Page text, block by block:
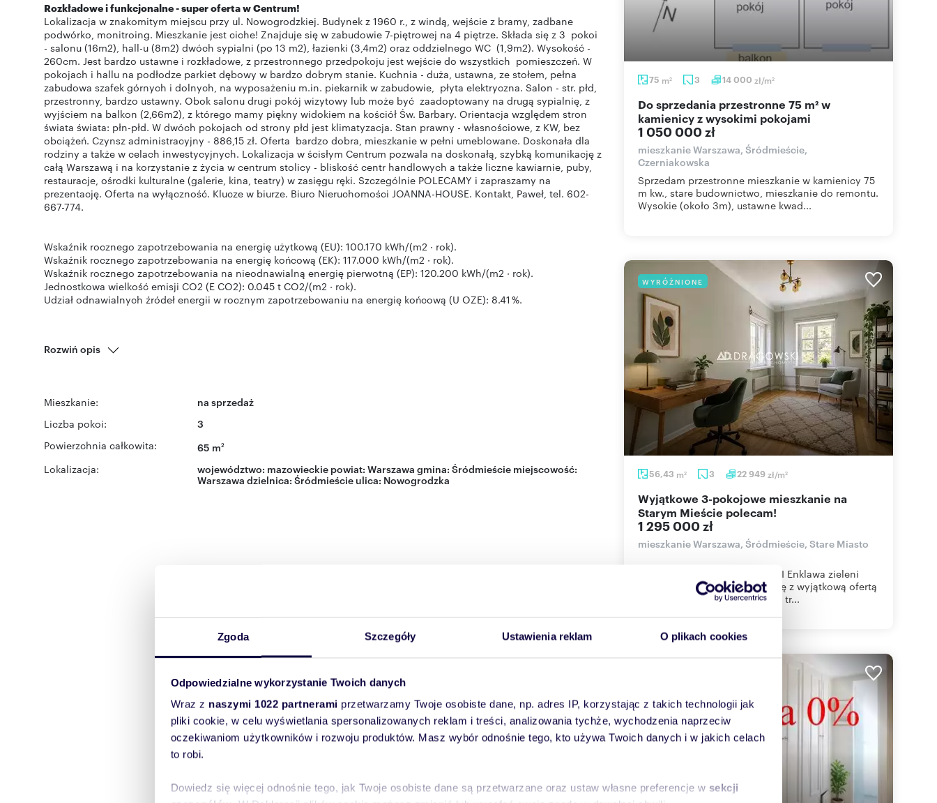
Zgoda Szczegóły Ustawienia reklam O plikach cookies
Odpowiedzialne wykorzystanie Twoich danych
Wraz z naszymi 1022 partnerami przetwarzamy Twoje osobiste dane, np. adres IP, korzystając z takich technologii jak
pliki cookie, w celu wyświetlania spersonalizowanych reklam i treści, analizowania tychże, wychodzenia naprzeciw
oczekiwaniom użytkowników i rozwoju produktów. Masz wybór odnośnie tego, kto używa Twoich danych i w jakich celach
to robi.
Dowiedz się więcej odnośnie tego, jak Twoje osobiste dane są przetwarzane oraz ustaw własne preferencje w sekcji
Rozkładowe i funkcjonalne - super oferta w Centrum!
Lokalizacja w znakomitym miejscu przy ul. Nowogrodzkiej. Budynek z 1960 r., z windą, wejście z bramy, zadbane
podwórko, monitroing. Mieszkanie jest ciche! Znajduje się w zabudowie 7-piętrowej na 4 piętrze. Składa się z 3 pokoi
- salonu (16m2), hall-u (8m2) dwóch sypialni (po 13 m2), łazienki (3,4m2) oraz oddzielnego WC (1,9m2). Wysokość -
260cm. Jest bardzo ustawne i rozkładowe, z przestronnego przedpokoju jest wejście do wszystkich pomieszczeń. W
pokojach i hallu na podłodze parkiet dębowy w bardzo dobrym stanie. Kuchnia - duża, ustawna, ze stołem, pełna
zabudowa szafek górnych i dolnych, na wyposażeniu m.in. piekarnik w zabudowie, płyta elektryczna. Salon - str. płd,
przestronny, bardzo ustawny. Obok salonu drugi pokój wizytowy lub może być zaadoptowany na drugą sypialnię, z
wyjściem na balkon (2,66m2), z którego mamy piękny widokiem na kościół Św. Barbary. Orientacja względem stron
świata świata: płn-płd. W dwóch pokojach od strony płd jest klimatyzacja. Stan prawny - własnościowe, z KW, bez
obciążeń. Czynsz administracyjny - 886,15 zł. Oferta bardzo dobra, mieszkanie w pełni umeblowane. Doskonała dla
rodziny a także w celach inwestycyjnych. Lokalizacja w ścisłym Centrum pozwala na doskonałą, szybką komunikację z
całą Warszawą i na korzystanie z życia w centrum stolicy - bliskość centr handlowych a także liczne kawiarnie, puby,
restauracje, ośrodki kulturalne (galerie, kina, teatry) w zasięgu ręki. Szczególnie POLECAMY i zapraszamy na
prezentację. Oferta na wyłączność. Klucze w biurze. Biuro Nieruchomości JOANNA-HOUSE. Kontakt, Paweł, tel. 602-
667-774.
Wskaźnik rocznego zapotrzebowania na energię użytkową (EU): 100.170 kWh/(m2 · rok).
Wskaźnik rocznego zapotrzebowania na energię końcową (EK): 117.000 kWh/(m2 · rok).
Wskaźnik rocznego zapotrzebowania na nieodnawialną energię pierwotną (EP): 120.200 kWh/(m2 · rok).
Jednostkowa wielkość emisji CO2 (E CO2): 0.045 t CO2/(m2 · rok).
Udział odnawialnych źródeł energii w rocznym zapotrzebowaniu na energię końcową (U OZE): 8.41 %.
Rozwiń opis
Mieszkanie: na sprzedaż
Liczba pokoi: 3
Powierzchnia całkowita: 65 m2
Lokalizacja: województwo: mazowieckie powiat: Warszawa gmina: Śródmieście miejscowość:
Warszawa dzielnica: Śródmieście ulica: Nowogrodzka
75 m2 3 14 000 zł/m2
Do sprzedania przestronne 75 m² w
kamienicy z wysokimi pokojami
1 050 000 zł
mieszkanie Warszawa, Śródmieście,
Czerniakowska
Sprzedam przestronne mieszkanie w kamienicy 75
m kw., stare budownictwo, mieszkanie do remontu.
Wysokie (około 3m), ustawne kwad...
WYRÓŻNIONE
56,43 m2 3 22 949zł/m2
Wyjątkowe 3-pokojowe mieszkanie na
Starym Mieście polecam!
1 295 000 zł
mieszkanie Warszawa, Śródmieście, Stare Miasto
Stare Miasto I 3 Pokoje I Cisza I Enklawa zieleni
IZapraszamy do zapoznania się z wyjątkową ofertą
niepowtarzalnego wygodnego tr...